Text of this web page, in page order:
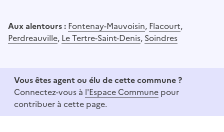
Aux alentours : Fontenay-Mauvoisin, Flacourt,
Perdreauville, Le Tertre-Saint-Denis, Soindres
Vous êtes agent ou élu de cette commune ?
Connectez-vous à l'Espace Commune pour
contribuer à cette page.